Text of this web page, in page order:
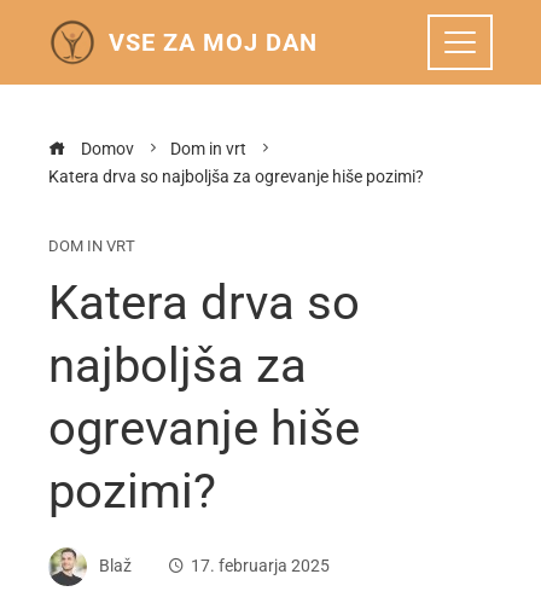
VSE ZA MOJ DAN
Domov
Dom in vrt
Katera drva so najboljša za ogrevanje hiše pozimi?
DOM IN VRT
Katera drva so
najboljša za
ogrevanje hiše
pozimi?
Blaž 17. februarja 2025